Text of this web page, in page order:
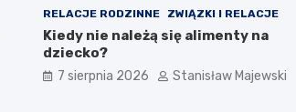
RELACJE RODZINNE ZWIĄZKI I RELACJE
Kiedy nie należą się alimenty na
dziecko?
7 sierpnia 2026 Stanisław Majewski